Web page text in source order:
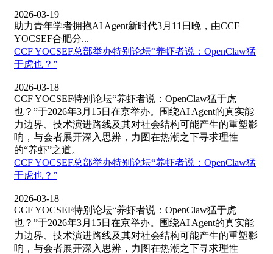
2026-03-19
助力青年学者拥抱AI Agent新时代3月11日晚，由CCF
YOCSEF合肥分...
CCF YOCSEF总部举办特别论坛“养虾者说：OpenClaw猛
于虎也？”
2026-03-18
CCF YOCSEF特别论坛“养虾者说：OpenClaw猛于虎
也？”于2026年3月15日在京举办。围绕AI Agent的真实能
力边界、技术演进路线及其对社会结构可能产生的重塑影
响，与会者展开深入思辨，力图在热潮之下寻求理性
的“养虾”之道。
CCF YOCSEF总部举办特别论坛“养虾者说：OpenClaw猛
于虎也？”
2026-03-18
CCF YOCSEF特别论坛“养虾者说：OpenClaw猛于虎
也？”于2026年3月15日在京举办。围绕AI Agent的真实能
力边界、技术演进路线及其对社会结构可能产生的重塑影
响，与会者展开深入思辨，力图在热潮之下寻求理性